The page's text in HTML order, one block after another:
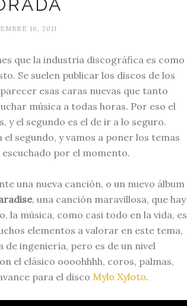
16, 2011
que la industria discográfica es como
Se suelen publicar los discos de los
esas caras nuevas que tanto
música a todas horas. Por eso el
y el segundo es el de ir a lo seguro.
segundo, y vamos a poner los temas
por el momento.
una nueva canción, o un nuevo álbum
, una canción maravillosa, que hay
la música, como casi todo en la vida, es
elementos a valorar en este tema,
de ingeniería, pero es de un nivel
el clásico oooohhhh, coros, palmas,
para el disco Mylo Xyloto.